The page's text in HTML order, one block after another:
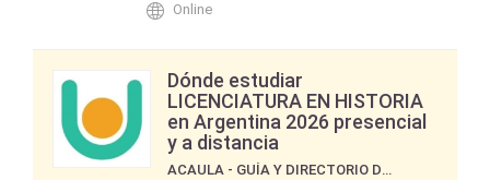
Online
Dónde estudiar
LICENCIATURA EN HISTORIA
en Argentina 2026 presencial
y a distancia
ACAULA - GUÍA Y DIRECTORIO DE CURSOS Y CARRERAS